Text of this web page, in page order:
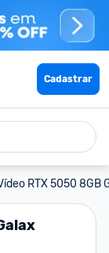
Cadastrar
RTX 5050 8GB